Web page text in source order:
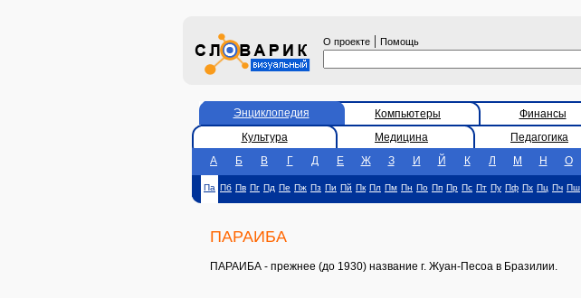
О проекте | Помощь
Энциклопедия Компьютеры Финансы
Культура
Медицина Педагогика
А
Б В Г Д Е Ж З И Й К Л М Н О
Па Пб Пв Пг Пд Пе Пж Пз Пи Пй Пк Пл Пм Пн По Пп Пр Пс Пт Пу Пф Пх Пц Пч Пш
ПАРАИБА
ПАРАИБА - прежнее (до 1930) название г. Жуан-Песоа в Бразилии.